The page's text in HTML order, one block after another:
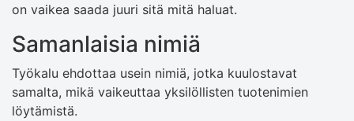
on vaikea saada juuri sitä mitä haluat.
Samanlaisia ​​nimiä
Työkalu ehdottaa usein nimiä, jotka kuulostavat
samalta, mikä vaikeuttaa yksilöllisten tuotenimien
löytämistä.